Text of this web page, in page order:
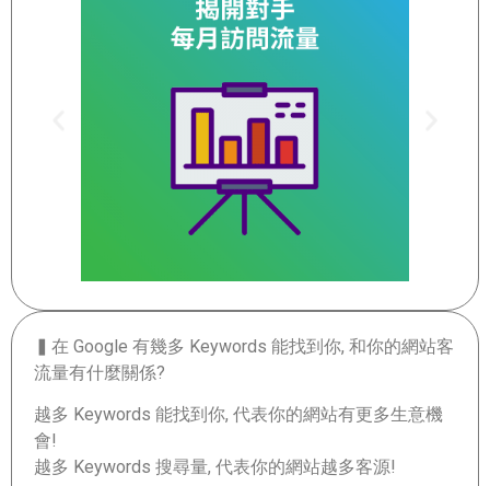
▍在 Google 有幾多 Keywords 能找到你, 和你的網站客
流量有什麼關係?
越多 Keywords 能找到你, 代表你的網站有更多生意機
會!
越多 Keywords 搜尋量, 代表你的網站越多客源!